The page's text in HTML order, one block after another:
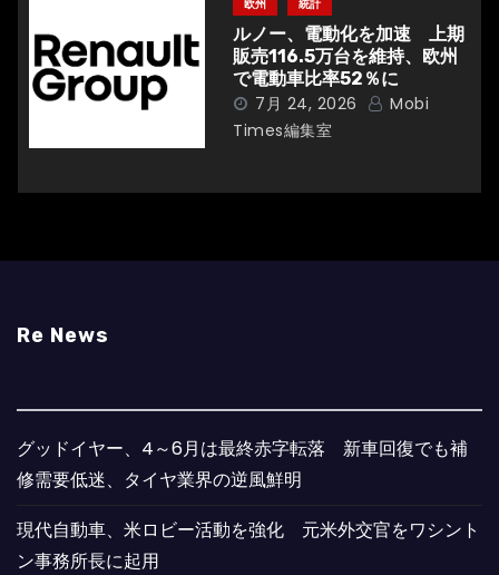
欧州 統計
ルノー、電動化を加速 上期
販売116.5万台を維持、欧州
で電動車比率52％に
7月 24, 2026
Mobi
Times編集室
Re News
グッドイヤー、4～6月は最終赤字転落 新車回復でも補
修需要低迷、タイヤ業界の逆風鮮明
現代自動車、米ロビー活動を強化 元米外交官をワシント
ン事務所長に起用